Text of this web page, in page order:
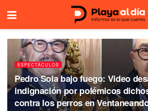
ESPECTÁCULOS
Pedro Sola bajo fuego: Video
indignación por polémicos
contra los perros en